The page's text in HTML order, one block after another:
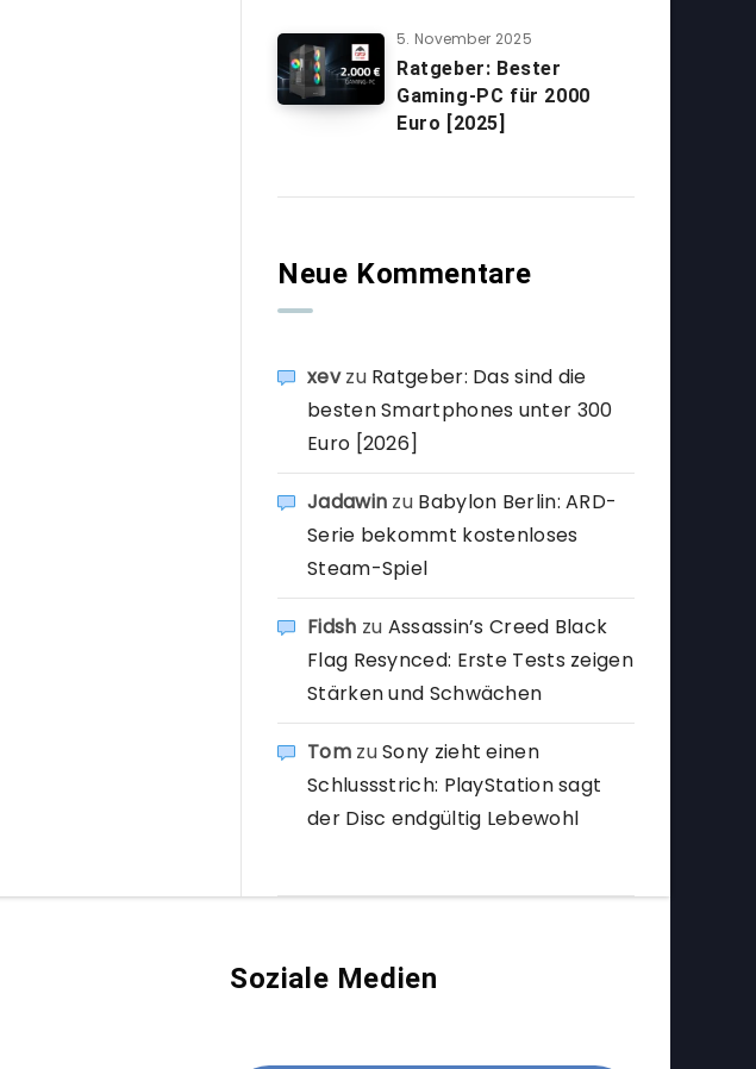
5. November 2025
Ratgeber: Bester
Gaming-PC für 2000
Euro [2025]
Neue Kommentare
xevzu Ratgeber: Das sind die
besten Smartphones unter 300
Euro [2026]
Jadawin zu Babylon Berlin: ARD-
Serie bekommt kostenloses
Steam-Spiel
Fidsh zu Assassin’s Creed Black
Flag Resynced: Erste Tests zeigen
Stärken und Schwächen
TomzuSony zieht einen
Schlussstrich: PlayStation sagt
der Disc endgültig Lebewohl
Soziale Medien